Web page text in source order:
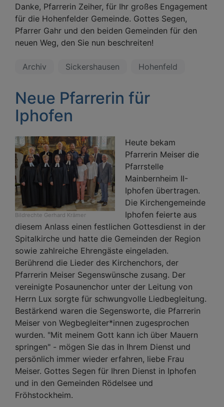
Danke, Pfarrerin Zeiher, für Ihr großes Engagement
für die Hohenfelder Gemeinde. Gottes Segen,
Pfarrer Gahr und den beiden Gemeinden für den
neuen Weg, den Sie nun beschreiten!
Archiv Sickershausen Hohenfeld
Neue Pfarrerin für
Iphofen
Bildrechte Gerhard Krämer
Heute bekam
Pfarrerin Meiser die
Pfarrstelle
Mainbernheim II-
Iphofen übertragen.
Die Kirchengemeinde
Iphofen feierte aus
diesem Anlass einen festlichen Gottesdienst in der
Spitalkirche und hatte die Gemeinden der Region
sowie zahlreiche Ehrengäste eingeladen.
Berührend die Lieder des Kirchenchors, der
Pfarrerin Meiser Segenswünsche zusang. Der
vereinigte Posaunenchor unter der Leitung von
Herrn Lux sorgte für schwungvolle Liedbegleitung.
Bestärkend waren die Segensworte, die Pfarrerin
Meiser von Wegbegleiter*innen zugesprochen
wurden. "Mit meinem Gott kann ich über Mauern
springen" - mögen Sie das in Ihrem Dienst und
persönlich immer wieder erfahren, liebe Frau
Meiser. Gottes Segen für Ihren Dienst in Iphofen
und in den Gemeinden Rödelsee und
Fröhstockheim.